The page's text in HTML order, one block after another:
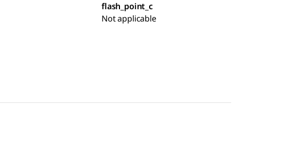
flash_point_c
Not applicable